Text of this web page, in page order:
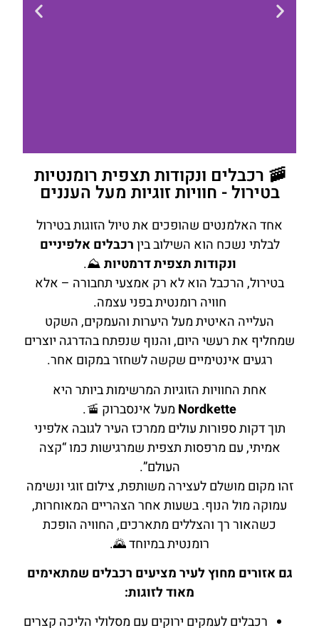
המלון הרומנטי
באינסברוק - ADLERS
Hotel Innsbruck
ב-ADLERS Hotel תוכלו ליהנות יחד
מזמן איכות בספא הפנורמי בקומה ה-11
עם סאונה, ביו-סאונה ואמבט אדים מול
נוף הרי טירול - פתרון רומנטי מושלם לזוג
שרוצה להירגע אחרי יום של חוויות בעיר.
להזמנה לחצו כאן
🚠 רכבלים ונקודות תצפית רומנטיות
בטירול - חוויות זוגיות מעל העננים
אחד האלמנטים שהופכים את טיול הזוגות בטירול
לבלתי נשכח הוא השילוב ביןרכבלים אלפיניים
ונקודות תצפית דרמטיות⛰️.
בטירול, הרכבל הוא לא רק אמצעי תחבורה – אלא
חוויה רומנטית בפני עצמה.
העלייה האיטית מעל היערות והעמקים, השקט
שמחליף את רעשי היום, והנוף שנפתח בהדרגה יוצרים
רגעים אינטימיים שקשה לשחזר במקום אחר.
אחת החוויות הזוגיות המרשימות ביותר היא
Nordkette מעל אינסברוק 🚡.
תוך דקות ספורות עולים ממרכז העיר לגובה אלפיני
אמיתי, עם מרפסות תצפית שמרגישות כמו “קצה
העולם”.
זהו מקום מושלם לעצירה משותפת, צילום זוגי ונשימה
עמוקה מול הנוף. בשעות אחר הצהריים המאוחרות,
כשהאור רך והצללים מתארכים, החוויה הופכת
רומנטית במיוחד 🌄.
גם אזורים מחוץ לעיר מציעים רכבלים שמתאימים
מאוד לזוגות:
רכבלים לעמקים ירוקים עם מסלולי הליכה קצרים